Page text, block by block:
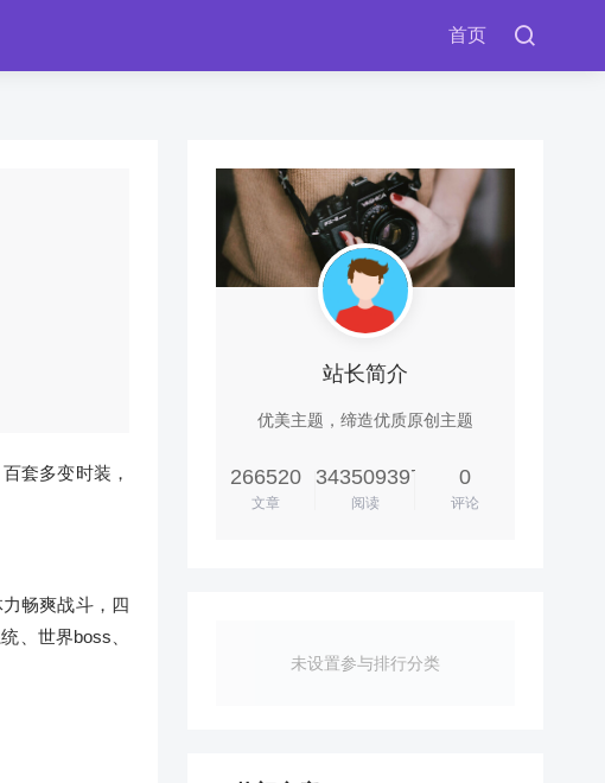
首页
套多变时装，
畅爽战斗，四
、世界boss、
站长简介
优美主题，缔造优质原创主题
266520
文章
343509397
阅读
0
评论
未设置参与排行分类